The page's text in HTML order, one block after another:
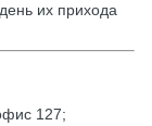
их прихода
127;